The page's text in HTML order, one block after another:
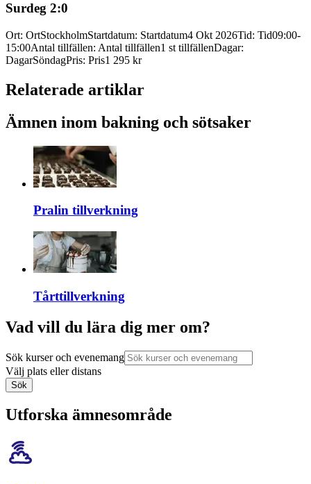
Surdeg 2:0
Ort: OrtStockholmStartdatum: Startdatum4 Okt 2026Tid: Tid09:00-
15:00Antal tillfällen: Antal tillfällen1 st tillfällenDagar:
DagarSöndagPris: Pris1 295 kr
Relaterade artiklar
Ämnen inom bakning och sötsaker
Pralin tillverkning
Tårttillverkning
Vad vill du lära dig mer om?
Sök kurser och evenemang
Välj plats eller distans
Sök
Utforska ämnesområde